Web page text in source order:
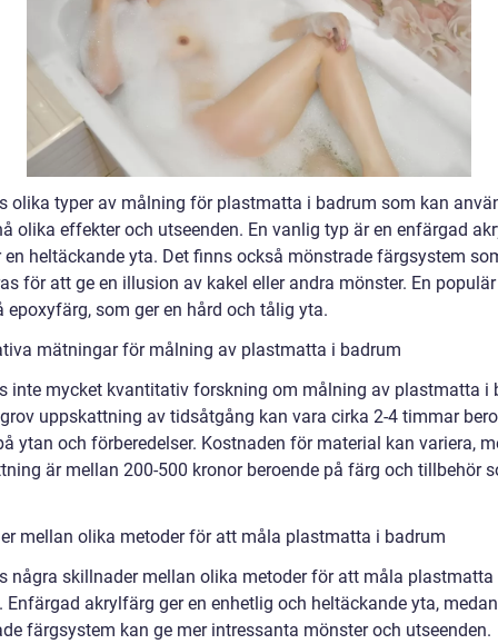
olika typer av målning för plastmatta i badrum som kan
olika effekter och utseenden. En vanlig typ är en enfärgad
en heltäckande yta. Det finns också mönstrade färgsystem
för att ge en illusion av kakel eller andra mönster. En
epoxyfärg, som ger en hård och tålig yta.
mätningar för målning av plastmatta i badrum
inte mycket kvantitativ forskning om målning av plastmatta i
uppskattning av tidsåtgång kan vara cirka 2-4 timmar
ytan och förberedelser. Kostnaden för material kan variera,
är mellan 200-500 kronor beroende på färg och tillbehör
mellan olika metoder för att måla plastmatta i badrum
några skillnader mellan olika metoder för att måla plastmatta
Enfärgad akrylfärg ger en enhetlig och heltäckande yta, medan
färgsystem kan ge mer intressanta mönster och utseenden.